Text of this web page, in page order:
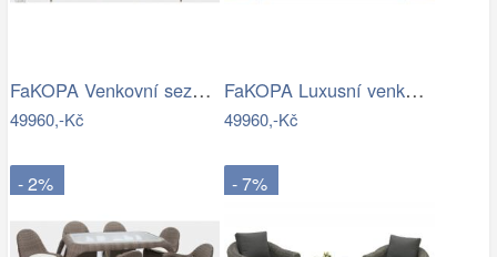
FaKOPA Venkovní sezení z umělého…
49960,-Kč
FaKOPA Luxusní venkovní sezení z…
49960,-Kč
- 2% - 7%